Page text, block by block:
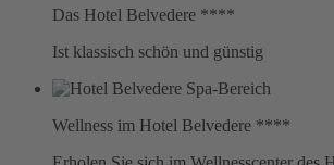
Das Hotel Belvedere ****
Ist klassisch schön und günstig
Wellness im Hotel Belvedere ****